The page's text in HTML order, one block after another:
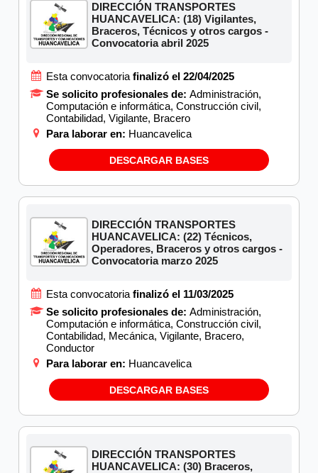
DIRECCIÓN TRANSPORTES
HUANCAVELICA: (18) Vigilantes,
Braceros, Técnicos y otros cargos -
Convocatoria abril 2025
Esta convocatoriafinalizó el 22/04/2025
Se solicito profesionales de: Administración,
Computación e informática, Construcción civil,
Contabilidad, Vigilante, Bracero
Para laborar en: Huancavelica
DESCARGAR BASES
DIRECCIÓN TRANSPORTES
HUANCAVELICA: (22) Técnicos,
Operadores, Braceros y otros cargos -
Convocatoria marzo 2025
Esta convocatoria finalizó el 11/03/2025
Se solicito profesionales de: Administración,
Computación e informática, Construcción civil,
Contabilidad, Mecánica, Vigilante, Bracero,
Conductor
Para laborar en: Huancavelica
DESCARGAR BASES
DIRECCIÓN TRANSPORTES
HUANCAVELICA: (30) Braceros,